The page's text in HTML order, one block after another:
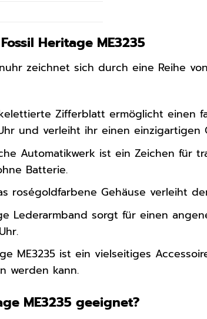
Heritage ME3235
zeichnet sich durch eine Reihe
Zifferblatt ermöglicht einen
und verleiht ihr einen einzigartigen
Automatikwerk ist ein Zeichen für
Batterie.
roségoldfarbene Gehäuse verleiht
Lederarmband sorgt für einen
ME3235 ist ein vielseitiges
werden kann.
ME3235 geeignet?